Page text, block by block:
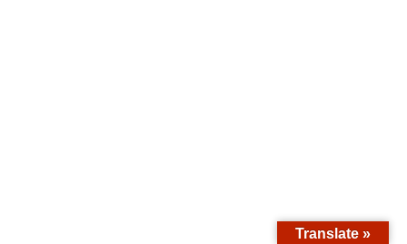
Translate »